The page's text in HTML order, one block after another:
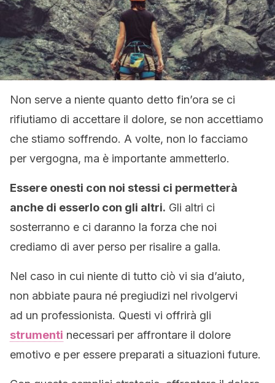
Non serve a niente quanto detto fin’ora se ci
rifiutiamo di accettare il dolore, se non accettiamo
che stiamo soffrendo. A volte, non lo facciamo
per vergogna, ma è importante ammetterlo.
Essere onesti con noi stessi ci permetterà
anche di esserlo con gli altri. Gli altri ci
sosterranno e ci daranno la forza che noi
crediamo di aver perso per risalire a galla.
Nel caso in cui niente di tutto ciò vi sia d’aiuto,
non abbiate paura né pregiudizi nel rivolgervi
ad un professionista. Questi vi offrirà gli
strumenti necessari per affrontare il dolore
emotivo e per essere preparati a situazioni future.